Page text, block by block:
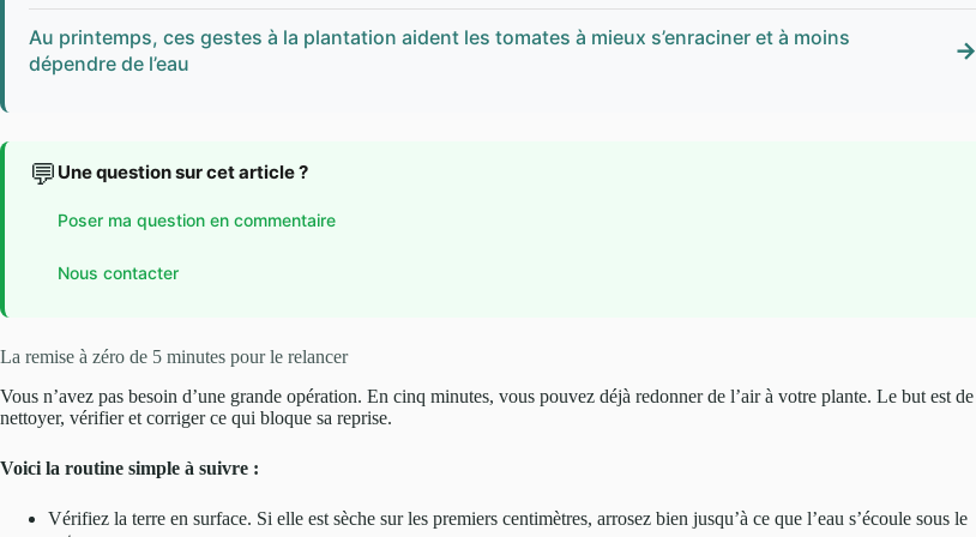
Au printemps, ces gestes à la plantation aident les tomates à mieux s’enraciner et à moins
dépendre de l’eau
→
💬 Une question sur cet article ?
Poser ma question en commentaire
Nous contacter
La remise à zéro de 5 minutes pour le relancer
Vous n’avez pas besoin d’une grande opération. En cinq minutes, vous pouvez déjà redonner de l’air à votre plante. Le but est de
nettoyer, vérifier et corriger ce qui bloque sa reprise.
Voici la routine simple à suivre :
Vérifiez la terre en surface. Si elle est sèche sur les premiers centimètres, arrosez bien jusqu’à ce que l’eau s’écoule sous le